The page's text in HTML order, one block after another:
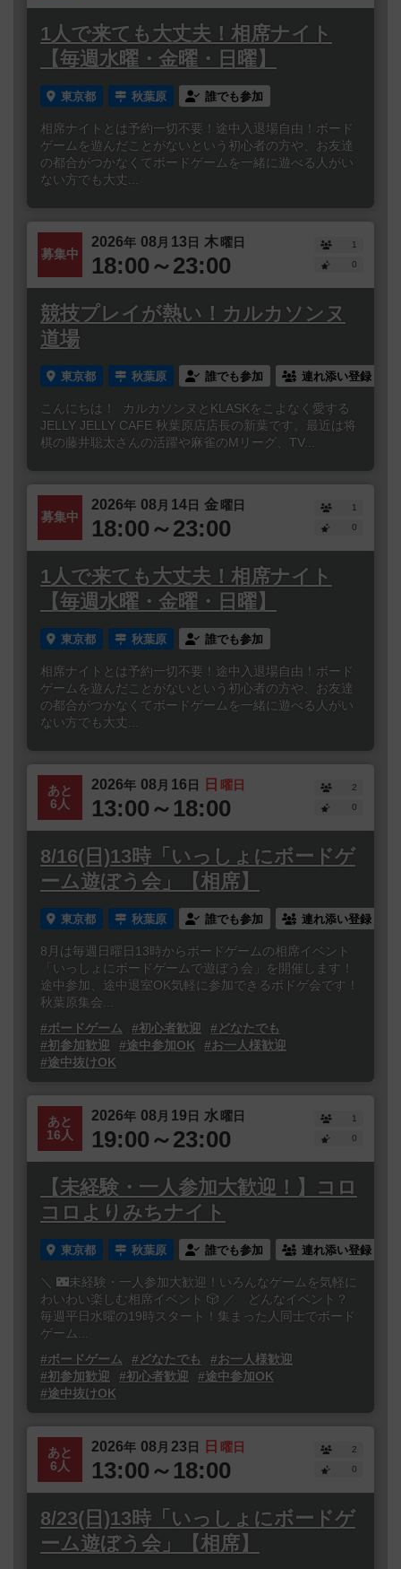
1人で来ても大丈夫！相席ナイト
【毎週水曜・金曜・日曜】
東京都 秋葉原 誰でも参加
相席ナイトとは予約一切不要！途中入退場自由！ボード
ゲームを遊んだことがないという初心者の方や、お友達
の都合がつかなくてボードゲームを一緒に遊べる人がい
ない方でも大丈...
募集中
2026年 08 月 13日 木曜日
18:00～23:00
1
0
競技プレイが熱い！カルカソンヌ
道場
東京都 秋葉原 誰でも参加 連れ添い登録
こんにちは！ カルカソンヌとKLASKをこよなく愛する
JELLY JELLY CAFE 秋葉原店店長の新葉です。最近は将
棋の藤井聡太さんの活躍や麻雀のMリーグ、TV...
募集中
2026年 08 月 14日 金曜日
18:00～23:00
1
0
1人で来ても大丈夫！相席ナイト
【毎週水曜・金曜・日曜】
東京都 秋葉原 誰でも参加
相席ナイトとは予約一切不要！途中入退場自由！ボード
ゲームを遊んだことがないという初心者の方や、お友達
の都合がつかなくてボードゲームを一緒に遊べる人がい
ない方でも大丈...
あと
6人
2026年 08 月 16日 日 曜日
13:00～18:00
2
0
8/16(日)13時「いっしょにボードゲ
ーム遊ぼう会」【相席】
東京都 秋葉原 誰でも参加 連れ添い登録
8月は毎週日曜日13時からボードゲームの相席イベント
「いっしょにボードゲームで遊ぼう会」を開催します！
途中参加、途中退室OK気軽に参加できるボドゲ会です！
秋葉原集会...
#ボードゲーム
#初心者歓迎
#どなたでも
#初参加歓迎
#途中参加OK
#お一人様歓迎
#途中抜けOK
あと
16人
2026年 08 月 19日 水曜日
19:00～23:00
1
0
【未経験・一人参加大歓迎！】コロ
コロよりみちナイト
東京都 秋葉原 誰でも参加 連れ添い登録
＼ 🌃未経験・一人参加大歓迎！いろんなゲームを気軽に
わいわい楽しむ相席イベント 🎲 ／ どんなイベント？
毎週平日水曜の19時スタート！集まった人同士でボード
ゲーム...
#ボードゲーム
#どなたでも
#お一人様歓迎
#初参加歓迎
#初心者歓迎
#途中参加OK
#途中抜けOK
あと
6人
2026年 08 月 23日 日 曜日
13:00～18:00
2
0
8/23(日)13時「いっしょにボードゲ
ーム遊ぼう会」【相席】